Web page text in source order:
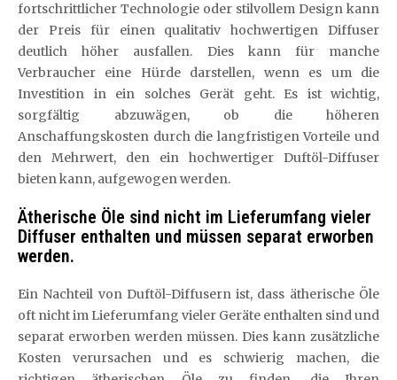
fortschrittlicher Technologie oder stilvollem Design kann
der Preis für einen qualitativ hochwertigen Diffuser
deutlich höher ausfallen. Dies kann für manche
Verbraucher eine Hürde darstellen, wenn es um die
Investition in ein solches Gerät geht. Es ist wichtig,
sorgfältig abzuwägen, ob die höheren
Anschaffungskosten durch die langfristigen Vorteile und
den Mehrwert, den ein hochwertiger Duftöl-Diffuser
bieten kann, aufgewogen werden.
Ätherische Öle sind nicht im Lieferumfang vieler
Diffuser enthalten und müssen separat erworben
werden.
Ein Nachteil von Duftöl-Diffusern ist, dass ätherische Öle
oft nicht im Lieferumfang vieler Geräte enthalten sind und
separat erworben werden müssen. Dies kann zusätzliche
Kosten verursachen und es schwierig machen, die